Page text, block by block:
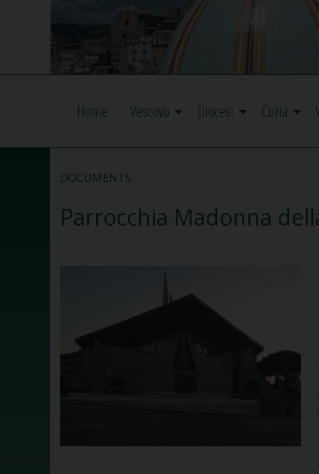
Home Vescovo Diocesi Curia
DOCUMENTS
Parrocchia Madonna